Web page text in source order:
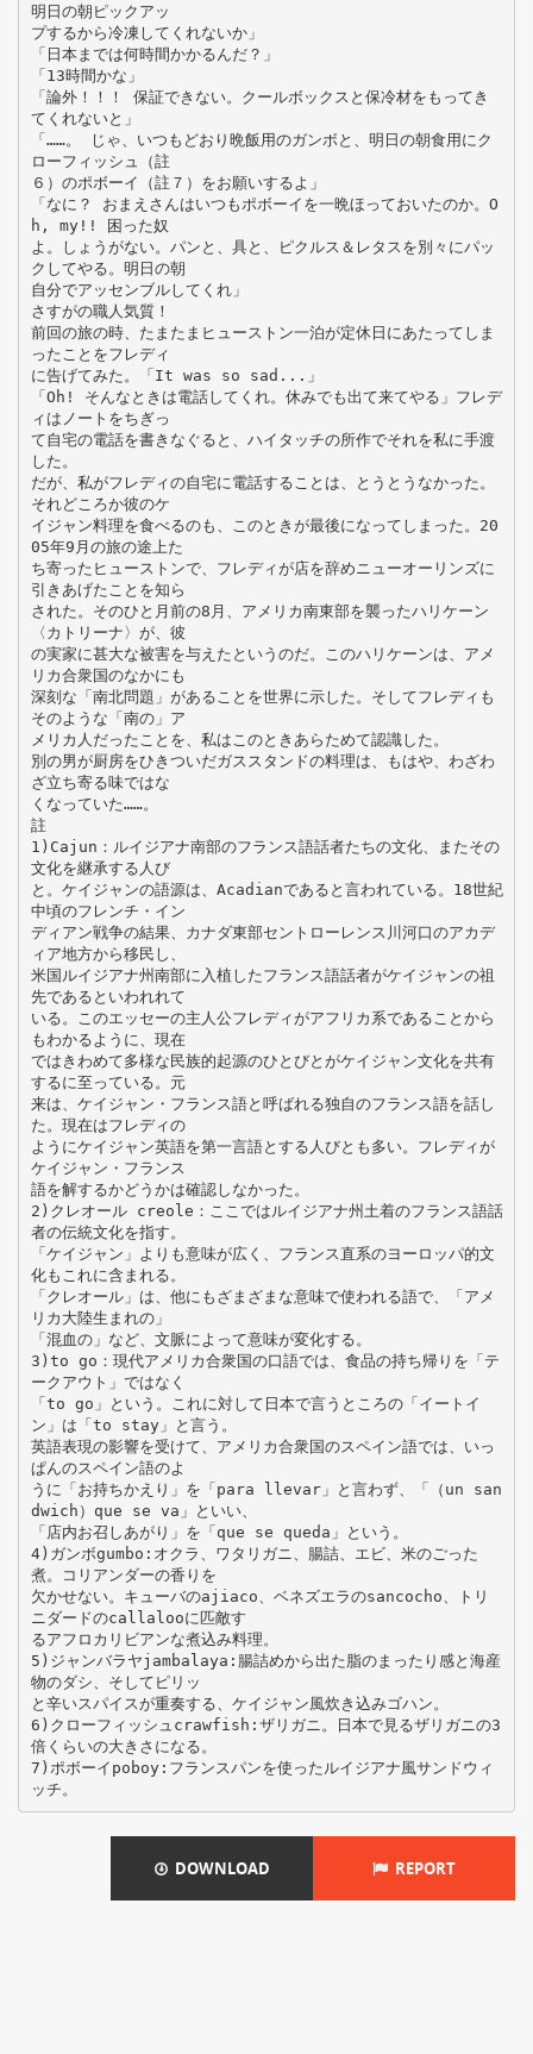
明日の朝ピックアッ
プするから冷凍してくれないか」
「日本までは何時間かかるんだ？」
「13時間かな」
「論外！！！ 保証できない。クールボックスと保冷材をもってき
てくれないと」
「……。 じゃ、いつもどおり晩飯用のガンボと、明日の朝食用にク
ローフィッシュ（註
６）のポボーイ（註７）をお願いするよ」
「なに？ おまえさんはいつもポボーイを一晩ほっておいたのか。O
h, my!! 困った奴
よ。しょうがない。パンと、具と、ピクルス＆レタスを別々にパッ
クしてやる。明日の朝
自分でアッセンブルしてくれ」
さすがの職人気質！
前回の旅の時、たまたまヒューストン一泊が定休日にあたってしま
ったことをフレディ
に告げてみた。「It was so sad...」
「Oh! そんなときは電話してくれ。休みでも出て来てやる」フレデ
ィはノートをちぎっ
て自宅の電話を書きなぐると、ハイタッチの所作でそれを私に手渡
した。
だが、私がフレディの自宅に電話することは、とうとうなかった。
それどころか彼のケ
イジャン料理を食べるのも、このときが最後になってしまった。20
05年9月の旅の途上た
ち寄ったヒューストンで、フレディが店を辞めニューオーリンズに
引きあげたことを知ら
された。そのひと月前の8月、アメリカ南東部を襲ったハリケーン
〈カトリーナ〉が、彼
の実家に甚大な被害を与えたというのだ。このハリケーンは、アメ
リカ合衆国のなかにも
深刻な「南北問題」があることを世界に示した。そしてフレディも
そのような「南の」ア
メリカ人だったことを、私はこのときあらためて認識した。
別の男が厨房をひきついだガススタンドの料理は、もはや、わざわ
ざ立ち寄る味ではな
くなっていた……。
註
1)Cajun：ルイジアナ南部のフランス語話者たちの文化、またその
文化を継承する人び
と。ケイジャンの語源は、Acadianであると言われている。18世紀
中頃のフレンチ・イン
ディアン戦争の結果、カナダ東部セントローレンス川河口のアカデ
ィア地方から移民し、
米国ルイジアナ州南部に入植したフランス語話者がケイジャンの祖
先であるといわれれて
いる。このエッセーの主人公フレディがアフリカ系であることから
もわかるように、現在
ではきわめて多様な民族的起源のひとびとがケイジャン文化を共有
するに至っている。元
来は、ケイジャン・フランス語と呼ばれる独自のフランス語を話し
た。現在はフレディの
ようにケイジャン英語を第一言語とする人びとも多い。フレディが
ケイジャン・フランス
語を解するかどうかは確認しなかった。
2)クレオール creole：ここではルイジアナ州土着のフランス語話
者の伝統文化を指す。
「ケイジャン」よりも意味が広く、フランス直系のヨーロッパ的文
化もこれに含まれる。
「クレオール」は、他にもざまざまな意味で使われる語で、「アメ
リカ大陸生まれの」
「混血の」など、文脈によって意味が変化する。
3)to go：現代アメリカ合衆国の口語では、食品の持ち帰りを「テ
ークアウト」ではなく
「to go」という。これに対して日本で言うところの「イートイ
ン」は「to stay」と言う。
英語表現の影響を受けて、アメリカ合衆国のスペイン語では、いっ
ぱんのスペイン語のよ
うに「お持ちかえり」を「para llevar」と言わず、「（un san
dwich）que se va」といい、
「店内お召しあがり」を「que se queda」という。
4)ガンボgumbo:オクラ、ワタリガニ、腸詰、エビ、米のごった
煮。コリアンダーの香りを
欠かせない。キューバのajiaco、ベネズエラのsancocho、トリ
ニダードのcallalooに匹敵す
るアフロカリビアンな煮込み料理。
5)ジャンバラヤjambalaya:腸詰めから出た脂のまったり感と海産
物のダシ、そしてピリッ
と辛いスパイスが重奏する、ケイジャン風炊き込みゴハン。
6)クローフィッシュcrawfish:ザリガニ。日本で見るザリガニの3
倍くらいの大きさになる。
7)ポボーイpoboy:フランスパンを使ったルイジアナ風サンドウィ
DOWNLOAD REPORT